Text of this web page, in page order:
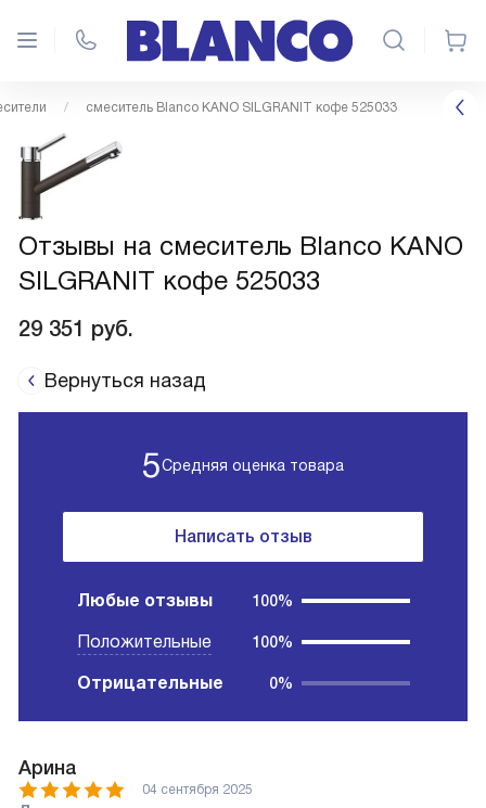
смеситель Blanco KANO SILGRANIT кофе 525033
Отзывы на смеситель Blanco KANO
SILGRANIT кофе 525033
29 351 руб.
Вернуться назад
5Средняя оценка товара
Написать отзыв
Любые отзывы 100%
Положительные 100%
Отрицательные 0%
Арина
04 сентября 2025